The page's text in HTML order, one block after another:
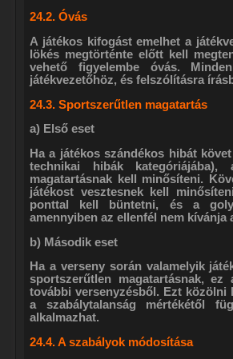
24.2. Óvás
A játékos kifogást emelhet a
lökés megtörténte előtt kell
vehető figyelembe óvás.
játékvezetőhöz, és felszólításra
24.3. Sportszerűtlen magatartás
a) Első eset
Ha a játékos szándékos hibát
technikai hibák kategóriájába),
magatartásnak kell minősíteni.
játékost vesztesnek kell
ponttal kell büntetni, és a
amennyiben az ellenfél nem
b) Második eset
Ha a verseny során valamelyik
sportszerűtlen magatartásnak,
további versenyzésből. Ezt közölni
a szabálytalanság mértékétől
alkalmazhat.
24.4. A szabályok módosítása